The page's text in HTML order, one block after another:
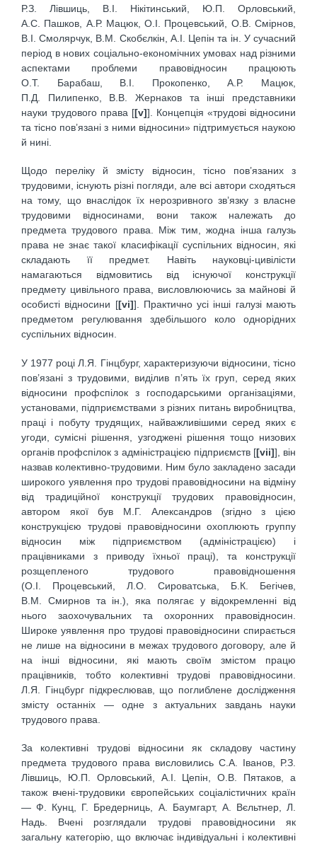
Р.З. Лівшиць, В.І. Нікітинський, Ю.П. Орловський,
А.С. Пашков, А.Р. Мацюк, О.І. Процевський, О.В. Смірнов,
В.І. Смолярчук, В.М. Скобєлкін, А.І. Цепін та ін. У сучасний
період в нових соціально-економічних умовах над різними
аспектами проблеми правовідносин працюють
О.Т. Барабаш, В.І. Прокопенко, А.Р. Мацюк,
П.Д. Пилипенко, В.В. Жернаков та інші представники
науки трудового права [[v]]. Концепція «трудові відносини
та тісно пов’язані з ними відносини» підтримується наукою
й нині.
Щодо переліку й змісту відносин, тісно пов’язаних з
трудовими, існують різні погляди, але всі автори сходяться
на тому, що внаслідок їх нерозривного зв’язку з власне
трудовими відносинами, вони також належать до
предмета трудового права. Між тим, жодна інша галузь
права не знає такої класифікації суспільних відносин, які
складають її предмет. Навіть науковці-цивілісти
намагаються відмовитись від існуючої конструкції
предмету цивільного права, висловлюючись за майнові й
особисті відносини [[vi]]. Практично усі інші галузі мають
предметом регулювання здебільшого коло однорідних
суспільних відносин.
У 1977 році Л.Я. Гінцбург, характеризуючи відносини, тісно
пов’язані з трудовими, виділив п’ять їх груп, серед яких
відносини профспілок з господарськими організаціями,
установами, підприємствами з різних питань виробництва,
праці і побуту трудящих, найважливішими серед яких є
угоди, сумісні рішення, узгоджені рішення тощо низових
органів профспілок з адміністрацією підприємств [[vii]], він
назвав колективно-трудовими. Ним було закладено засади
широкого уявлення про трудові правовідносини на відміну
від традиційної конструкції трудових правовідносин,
автором якої був М.Г. Александров (згідно з цією
конструкцією трудові правовідносини охоплюють группу
відносин між підприємством (адміністрацією) і
працівниками з приводу їхньої праці), та конструкції
розщепленого трудового правовідношення
(О.І. Процевський, Л.О. Сироватська, Б.К. Бегічев,
В.М. Смирнов та ін.), яка полягає у відокремленні від
нього заохочувальних та охоронних правовідносин.
Широке уявлення про трудові правовідносини спирається
не лише на відносини в межах трудового договору, але й
на інші відносини, які мають своїм змістом працю
працівників, тобто колективні трудові правовідносини.
Л.Я. Гінцбург підкреслював, що поглиблене дослідження
змісту останніх — одне з актуальних завдань науки
трудового права.
За колективні трудові відносини як складову частину
предмета трудового права висловились С.А. Іванов, Р.З.
Лівшиць, Ю.П. Орловський, А.І. Цепін, О.В. Пятаков, а
також вчені-трудовики європейських соціалістичних країн
— Ф. Кунц, Г. Бредерниць, А. Баумгарт, А. Вєльтнер, Л.
Надь. Вчені розглядали трудові правовідносини як
загальну категорію, що включає індивідуальні і колективні